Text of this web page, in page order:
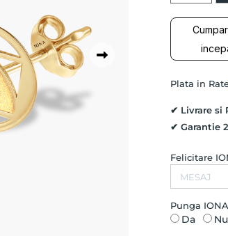
mini
THE
GOLDEN
RATIO,
Galben
Plata in
✔ Livrare si
✔ Garantie
Felicitare
Punga
Da Nu